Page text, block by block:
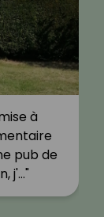
à
pub de
j'…"